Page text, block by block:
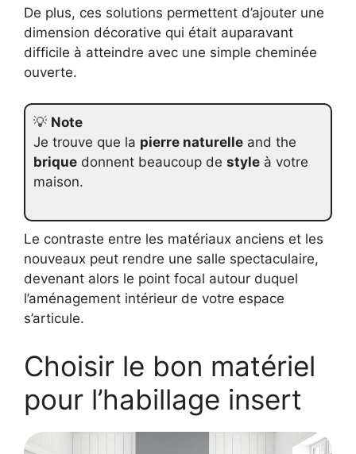
De plus, ces solutions permettent d’ajouter une
dimension décorative qui était auparavant
difficile à atteindre avec une simple cheminée
ouverte.
💡 Note
Je trouve que la pierre naturelle and the
brique donnent beaucoup de style à votre
maison.
Le contraste entre les matériaux anciens et les
nouveaux peut rendre une salle spectaculaire,
devenant alors le point focal autour duquel
l’aménagement intérieur de votre espace
s’articule.
Choisir le bon matériel
pour l’habillage insert